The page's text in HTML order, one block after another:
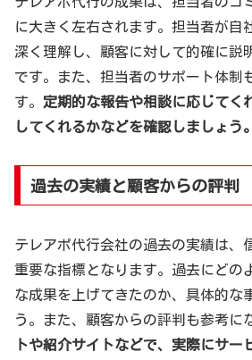
に大きく左右されます。担当者が自
深く理解し、顧客に対して的確に説
です。また、担当者のサポート体制
す。 定期的な報告や相談に応じてく
してくれるかなどを確認しましょう。
過去の実績と顧客からの評判
テレアポ代行会社の過去の実績は、
重要な指標となります。過去にどの
な成果を上げてきたのか、具体的な
う。また、顧客からの評判も参考に
トや紹介サイトなどで、実際にサー